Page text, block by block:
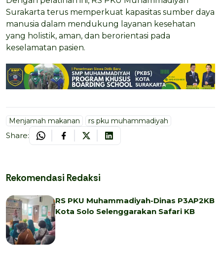
Surakarta terus memperkuat kapasitas sumber daya
manusia dalam mendukung layanan kesehatan
yang holistik, aman, dan berorientasi pada
keselamatan pasien.
Menjamah makanan rs pku muhammadiyah
Share:
Rekomendasi Redaksi
RS PKU Muhammadiyah-Dinas P3AP2KB
Kota Solo Selenggarakan Safari KB